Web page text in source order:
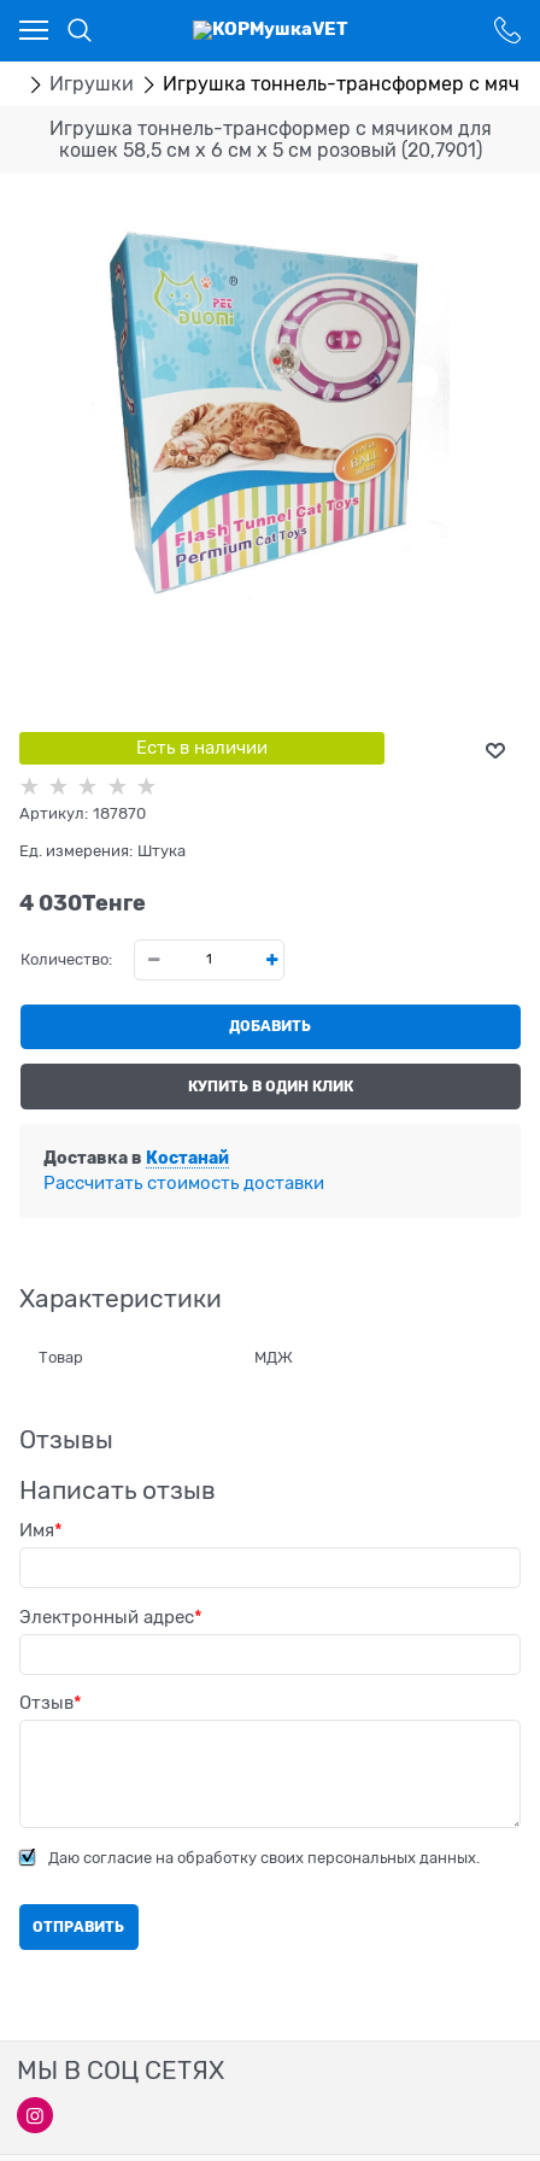
Игрушки Игрушка тоннель-трансформер с
Игрушка тоннель-трансформер с мячиком для
кошек 58,5 см х 6 см х 5 см розовый (20,7901)
Есть в наличии
Артикул: 187870
Ед. измерения: Штука
4 030Tенге
Количество:
ДОБАВИТЬ
КУПИТЬ В ОДИН КЛИК
Доставка в Костанай
Рассчитать стоимость доставки
Характеристики
Товар МДЖ
Отзывы
Написать отзыв
Имя
Электронный адрес
Отзыв
Даю согласие на обработку своих персональных данных.
МЫ В СОЦ СЕТЯХ
Ваш город - Костанай,
угадали?
НЕТ